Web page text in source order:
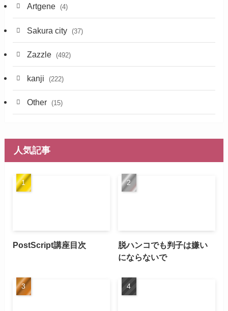
Artgene (4)
Sakura city (37)
Zazzle (492)
kanji (222)
Other (15)
人気記事
PostScript講座目次
脱ハンコでも判子は嫌い
にならないで